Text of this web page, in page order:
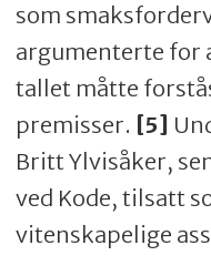
som
argumenterte for
tallet måtte
premisser. [5]
Britt Ylvisåker,
ved Kode, tilsatt
vitenskapelige